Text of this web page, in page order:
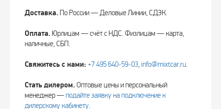
Доставка.По России — Деловые Линии, СДЭК.
Оплата. Юрлицам — счёт с НДС. Физлицам — карта,
наличные, СБП.
Свяжитесь с нами: +7 495 640‑59‑03, info@mixtcar.ru.
Стать дилером.Оптовые цены и персональный
менеджер —подайте заявку на подключение к
дилерскому кабинету.